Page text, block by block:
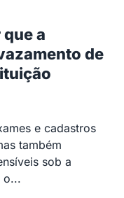
a
de
e cadastros
também
sob a
o...